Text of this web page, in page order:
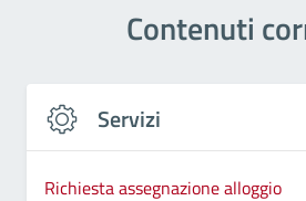
Contenuti
Servizi
Richiesta assegnazione alloggio